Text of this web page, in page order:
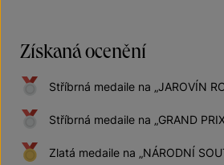
Získaná ocenění
Stříbrná medaile na „JAROVÍN
Stříbrná medaile na „GRAND
Zlatá medaile na „NÁRODNÍ